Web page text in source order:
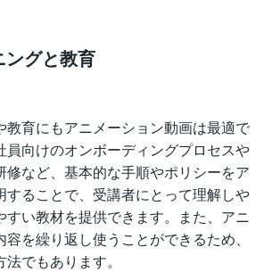
グと教育
教育にもアニメーション動画は最適で
員向けのオンボーディングプロセスや
修など、基本的な手順やポリシーをア
することで、受講者にとって理解しや
すい教材を提供できます。また、アニ
を繰り返し使うことができるため、
でもあります。